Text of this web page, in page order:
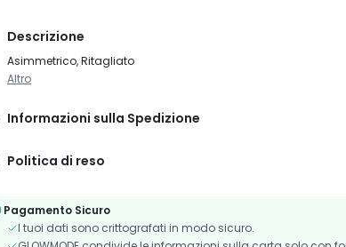
Descrizione
Asimmetrico, Ritagliato
Altro
Informazioni sulla Spedizione
Politica di reso
Pagamento Sicuro
I tuoi dati sono crittografati in modo sicuro.